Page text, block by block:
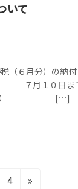
いて
（６月分）の納
まで ・納期
月分） […]
固
4 »